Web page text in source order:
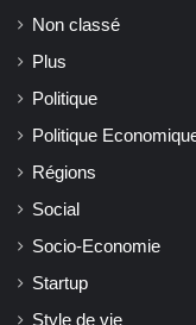
Non classé
Plus
Politique
Politique
Régions
Social
Socio-Economie
Startup
Style de vie